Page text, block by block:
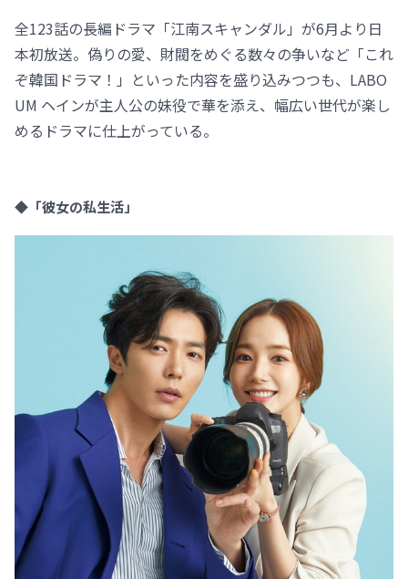
全123話の長編ドラマ「江南スキャンダル」が6月より日
本初放送。偽りの愛、財閥をめぐる数々の争いなど「これ
ぞ韓国ドラマ！」といった内容を盛り込みつつも、LABO
UM ヘインが主人公の妹役で華を添え、幅広い世代が楽し
めるドラマに仕上がっている。
◆「彼女の私生活」